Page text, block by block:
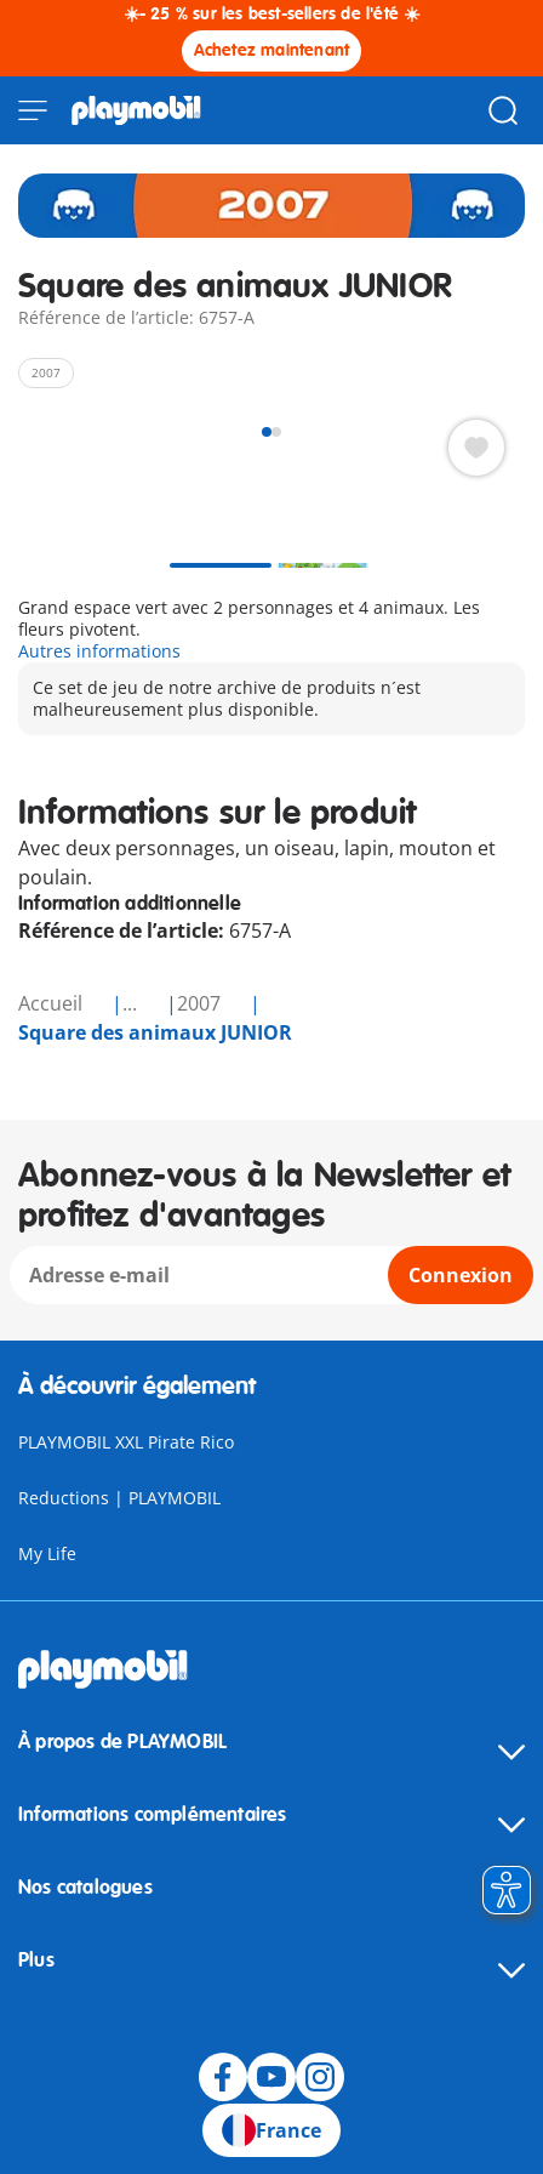
☀️- 25 % sur les best-sellers de l'été ☀️
Achetez maintenant
Accueil ...
2007
Square des animaux JUNIOR
Square des animaux JUNIOR
Référence de l’article: 6757-A
2007
Grand espace vert avec 2 personnages et 4 animaux. Les
fleurs pivotent.
Autres informations
Ce set de jeu de notre archive de produits n´est
malheureusement plus disponible.
Informations sur le produit
Avec deux personnages, un oiseau, lapin, mouton et
poulain.
Information additionnelle
Référence de l’article: 6757-A
Abonnez-vous à la Newsletter et
profitez d'avantages
Connexion
À découvrir également
PLAYMOBIL XXL Pirate Rico
Reductions | PLAYMOBIL
My Life
À propos de PLAYMOBIL
Informations complémentaires
Nos catalogues
Plus
France